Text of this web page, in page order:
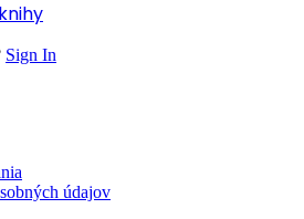
Sign In
údajov